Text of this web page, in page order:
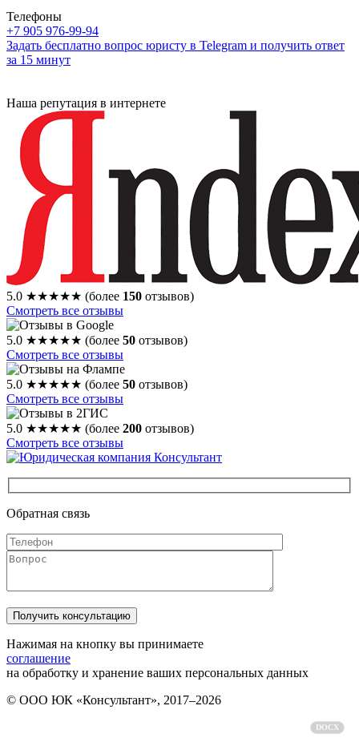
Телефоны
+7 905 976-99-94
Задать бесплатно вопрос юристу в Telegram и получить ответ
за 15 минут
Наша репутация в интернете
5.0 ★★★★★ (более 150 отзывов)
Смотреть все отзывы
5.0 ★★★★★ (более 50 отзывов)
Смотреть все отзывы
5.0 ★★★★★ (более 50 отзывов)
Смотреть все отзывы
5.0 ★★★★★ (более 200 отзывов)
Смотреть все отзывы
Обратная связь
Нажимая на кнопку вы принимаете
соглашение
на обработку и хранение ваших персональных данных
© ООО ЮК «Консультант», 2017–2026
DOCX